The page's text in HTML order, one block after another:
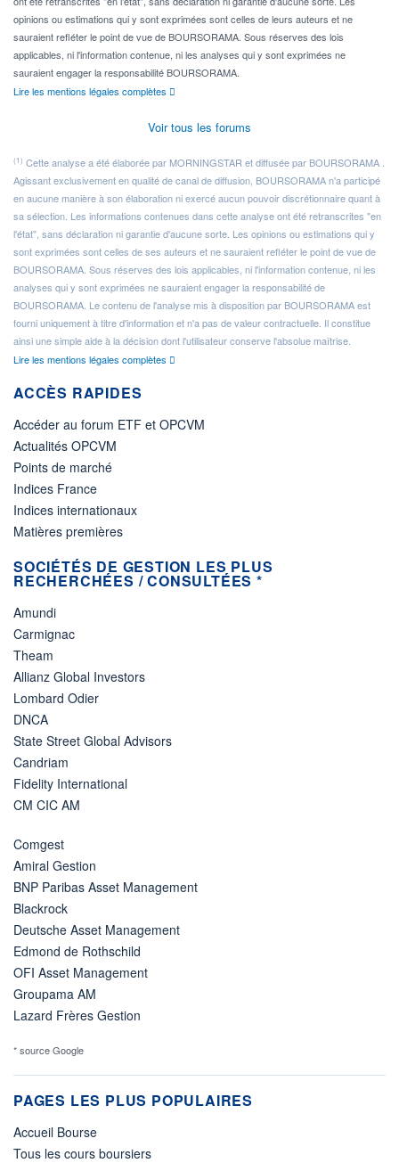
opinions ou estimations qui y sont exprimées sont celles de leurs auteurs et ne
sauraient refléter le point de vue de BOURSORAMA. Sous réserves des lois
applicables, ni l'information contenue, ni les analyses qui y sont exprimées ne
sauraient engager la responsabilité BOURSORAMA.
Lire les mentions légales complètes
Voir tous les forums
(1) Cette analyse a été élaborée par MORNINGSTAR et diffusée par BOURSORAMA .
Agissant exclusivement en qualité de canal de diffusion, BOURSORAMA n'a participé
en aucune manière à son élaboration ni exercé aucun pouvoir discrétionnaire quant à
sa sélection. Les informations contenues dans cette analyse ont été retranscrites "en
l'état", sans déclaration ni garantie d'aucune sorte. Les opinions ou estimations qui y
sont exprimées sont celles de ses auteurs et ne sauraient refléter le point de vue de
BOURSORAMA. Sous réserves des lois applicables, ni l'information contenue, ni les
analyses qui y sont exprimées ne sauraient engager la responsabilité de
BOURSORAMA. Le contenu de l'analyse mis à disposition par BOURSORAMA est
fourni uniquement à titre d'information et n'a pas de valeur contractuelle. Il constitue
ainsi une simple aide à la décision dont l'utilisateur conserve l'absolue maîtrise.
Lire les mentions légales complètes
ACCÈS RAPIDES
Accéder au forum ETF et OPCVM
Actualités OPCVM
Points de marché
Indices France
Indices internationaux
Matières premières
SOCIÉTÉS DE GESTION LES PLUS
RECHERCHÉES / CONSULTÉES *
Amundi
Carmignac
Theam
Allianz Global Investors
Lombard Odier
DNCA
State Street Global Advisors
Candriam
Fidelity International
CM CIC AM
Comgest
Amiral Gestion
BNP Paribas Asset Management
Blackrock
Deutsche Asset Management
Edmond de Rothschild
OFI Asset Management
Groupama AM
Lazard Frères Gestion
* source Google
PAGES LES PLUS POPULAIRES
Accueil Bourse
Tous les cours boursiers